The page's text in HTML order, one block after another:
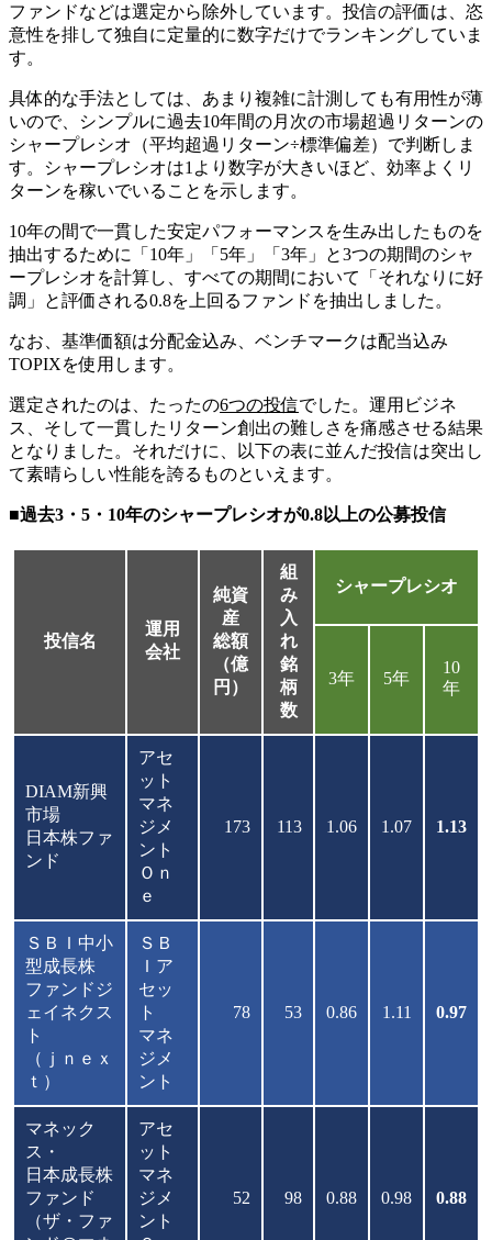
ファンドなどは選定から除外しています。投信の評価は、恣
意性を排して独自に定量的に数字だけでランキングしていま
す。
具体的な手法としては、あまり複雑に計測しても有用性が薄
いので、シンプルに過去10年間の月次の市場超過リターンの
シャープレシオ（平均超過リターン÷標準偏差）で判断しま
す。シャープレシオは1より数字が大きいほど、効率よくリ
ターンを稼いでいることを示します。
10年の間で一貫した安定パフォーマンスを生み出したものを
抽出するために「10年」「5年」「3年」と3つの期間のシャ
ープレシオを計算し、すべての期間において「それなりに好
調」と評価される0.8を上回るファンドを抽出しました。
なお、基準価額は分配金込み、ベンチマークは配当込み
TOPIXを使用します。
選定されたのは、たったの6つの投信でした。運用ビジネ
ス、そして一貫したリターン創出の難しさを痛感させる結果
となりました。それだけに、以下の表に並んだ投信は突出し
て素晴らしい性能を誇るものといえます。
■過去3・5・10年のシャープレシオが0.8以上の公募投信
投信名
運用
会社
純資
産
総額
（億
円）
組
み
入
れ
銘
柄
数
シャープレシオ
3年 5年
10
年
DIAM新興
市場
日本株ファ
ンド
アセ
ット
マネ
ジメ
ント
Ｏｎ
ｅ
173 113 1.06 1.07 1.13
ＳＢＩ中小
型成長株
ファンドジ
ェイネクス
ト
（ｊｎｅｘ
ｔ）
ＳＢ
Ｉア
セッ
ト
マネ
ジメ
ント
78 53 0.86 1.11 0.97
マネック
ス・
日本成長株
ファンド
（ザ・ファ
アセ
ット
マネ
ジメ
ント
52 98 0.88 0.98 0.88